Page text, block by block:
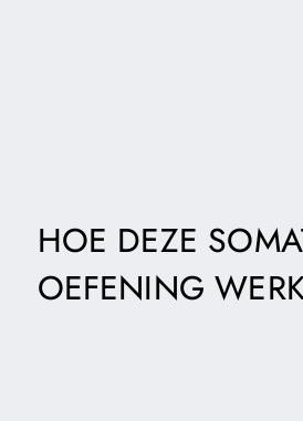
HOE DEZE
OEFENING